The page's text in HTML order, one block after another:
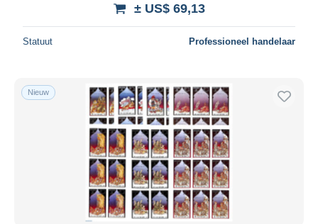
± US$ 69,13
Statuut Professioneel handelaar
Nieuw